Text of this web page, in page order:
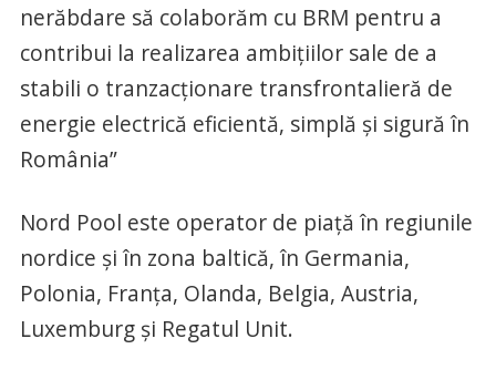
nerăbdare să colaborăm cu BRM pentru a
contribui la realizarea ambițiilor sale de a
stabili o tranzacționare transfrontalieră de
energie electrică eficientă, simplă și sigură în
România”
Nord Pool este operator de piață în regiunile
nordice și în zona baltică, în Germania,
Polonia, Franța, Olanda, Belgia, Austria,
Luxemburg și Regatul Unit.